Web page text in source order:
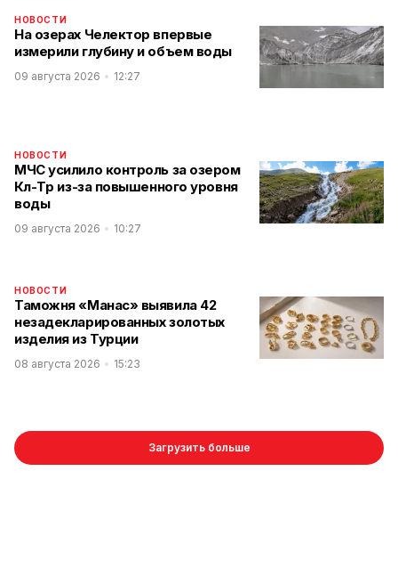
НОВОСТИ
На озерах Челектор впервые
измерили глубину и объем воды
09 августа 2026 12:27
НОВОСТИ
МЧС усилило контроль за озером
Көл-Төр из-за повышенного уровня
воды
09 августа 2026 10:27
НОВОСТИ
Таможня «Манас» выявила 42
незадекларированных золотых
изделия из Турции
08 августа 2026 15:23
Загрузить больше